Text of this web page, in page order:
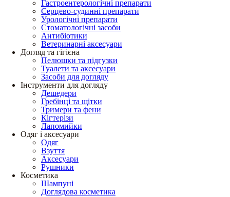
Гастроентерологічні препарати
Серцево-судинні препарати
Урологічні препарати
Стоматологічні засоби
Антибіотики
Ветеринарні аксесуари
Догляд та гігієна
Пелюшки та підгузки
Туалети та аксесуари
Засоби для догляду
Інструменти для догляду
Дешедери
Гребінці та щітки
Тримери та фени
Кігтерізи
Лапомийки
Одяг і аксесуари
Одяг
Взуття
Аксесуари
Рушники
Косметика
Шампуні
Доглядова косметика